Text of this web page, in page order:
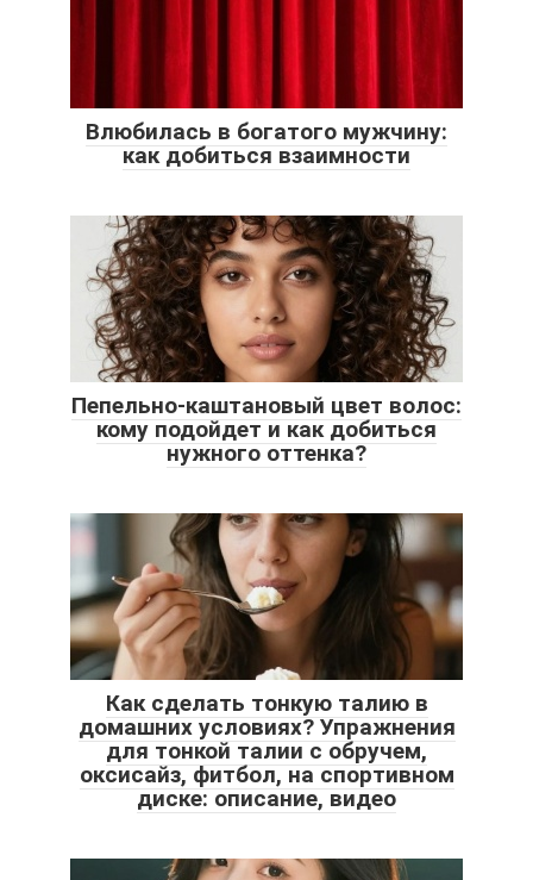
Влюбилась в богатого мужчину:
как добиться взаимности
Пепельно-каштановый цвет волос:
кому подойдет и как добиться
нужного оттенка?
Как сделать тонкую талию в
домашних условиях? Упражнения
для тонкой талии с обручем,
оксисайз, фитбол, на спортивном
диске: описание, видео